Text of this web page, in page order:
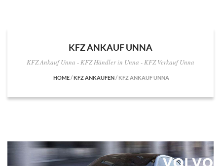
KFZ ANKAUF UNNA
KFZ Ankauf Unna - KFZ Händler in Unna - KFZ Verkauf Unna
HOME/KFZ ANKAUFEN/ KFZ ANKAUF UNNA